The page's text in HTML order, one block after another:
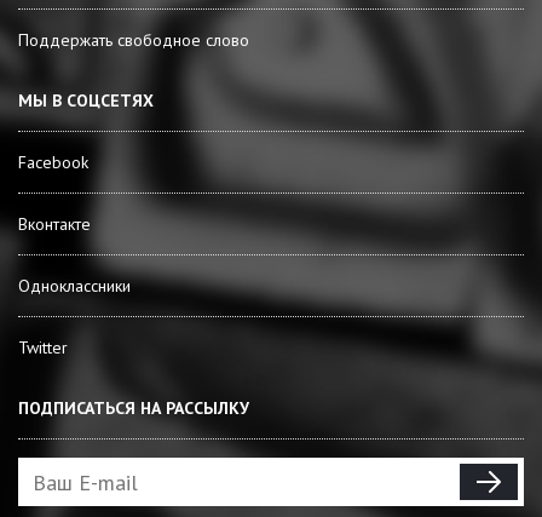
Поддержать свободное слово
МЫ В СОЦСЕТЯХ
Facebook
Вконтакте
Одноклассники
Twitter
ПОДПИСАТЬСЯ НА РАССЫЛКУ